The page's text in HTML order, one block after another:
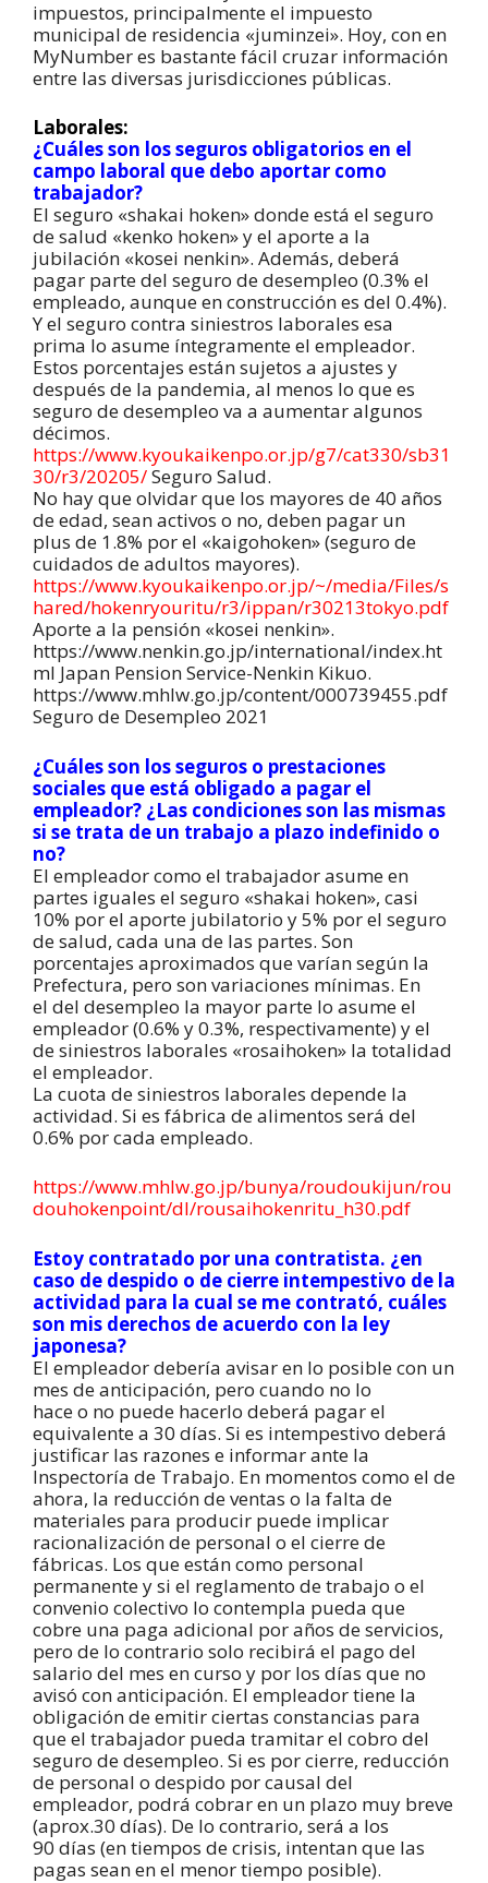
impuestos, principalmente el impuesto
municipal de residencia «juminzei». Hoy, con en
MyNumber es bastante fácil cruzar información
entre las diversas jurisdicciones públicas.
Laborales:
¿Cuáles son los seguros obligatorios en el
campo laboral que debo aportar como
trabajador?
El seguro «shakai hoken» donde está el seguro
de salud «kenko hoken» y el aporte a la
jubilación «kosei nenkin». Además, deberá
pagar parte del seguro de desempleo (0.3% el
empleado, aunque en construcción es del 0.4%).
Y el seguro contra siniestros laborales esa
prima lo asume íntegramente el empleador.
Estos porcentajes están sujetos a ajustes y
después de la pandemia, al menos lo que es
seguro de desempleo va a aumentar algunos
décimos.
https://www.kyoukaikenpo.or.jp/g7/cat330/sb31
30/r3/20205/Seguro Salud.
No hay que olvidar que los mayores de 40 años
de edad, sean activos o no, deben pagar un
plus de 1.8% por el «kaigohoken» (seguro de
cuidados de adultos mayores).
https://www.kyoukaikenpo.or.jp/~/media/Files/s
hared/hokenryouritu/r3/ippan/r30213tokyo.pdf
Aporte a la pensión «kosei nenkin».
https://www.nenkin.go.jp/international/index.ht
ml Japan Pension Service-Nenkin Kikuo.
https://www.mhlw.go.jp/content/000739455.pdf
Seguro de Desempleo 2021
¿Cuáles son los seguros o prestaciones
sociales que está obligado a pagar el
empleador? ¿Las condiciones son las mismas
si se trata de un trabajo a plazo indefinido o
no?
El empleador como el trabajador asume en
partes iguales el seguro «shakai hoken», casi
10% por el aporte jubilatorio y 5% por el seguro
de salud, cada una de las partes. Son
porcentajes aproximados que varían según la
Prefectura, pero son variaciones mínimas. En
el del desempleo la mayor parte lo asume el
empleador (0.6% y 0.3%, respectivamente) y el
de siniestros laborales «rosaihoken» la totalidad
el empleador.
La cuota de siniestros laborales depende la
actividad. Si es fábrica de alimentos será del
0.6% por cada empleado.
https://www.mhlw.go.jp/bunya/roudoukijun/rou
douhokenpoint/dl/rousaihokenritu_h30.pdf
Estoy contratado por una contratista. ¿en
caso de despido o de cierre intempestivo de la
actividad para la cual se me contrató, cuáles
son mis derechos de acuerdo con la ley
japonesa?
El empleador debería avisar en lo posible con un
mes de anticipación, pero cuando no lo
hace o no puede hacerlo deberá pagar el
equivalente a 30 días. Si es intempestivo deberá
justificar las razones e informar ante la
Inspectoría de Trabajo. En momentos como el de
ahora, la reducción de ventas o la falta de
materiales para producir puede implicar
racionalización de personal o el cierre de
fábricas. Los que están como personal
permanente y si el reglamento de trabajo o el
convenio colectivo lo contempla pueda que
cobre una paga adicional por años de servicios,
pero de lo contrario solo recibirá el pago del
salario del mes en curso y por los días que no
avisó con anticipación. El empleador tiene la
obligación de emitir ciertas constancias para
que el trabajador pueda tramitar el cobro del
seguro de desempleo. Si es por cierre, reducción
de personal o despido por causal del
empleador, podrá cobrar en un plazo muy breve
(aprox.30 días). De lo contrario, será a los
90 días (en tiempos de crisis, intentan que las
pagas sean en el menor tiempo posible).